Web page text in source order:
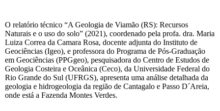
O relatório técnico “A Geologia de Viamão (RS): Recursos
Naturais e o uso do solo” (2021), coordenado pela profa. dra. Maria
Luiza Correa da Camara Rosa, docente adjunta do Instituto de
Geociências (Igeo), e professora do Programa de Pós-Graduação
em Geociências (PPGgeo), pesquisadora do Centro de Estudos de
Geologia Costeira e Oceânica (Ceco), da Universidade Federal do
Rio Grande do Sul (UFRGS), apresenta uma análise detalhada da
geologia e hidrogeologia da região de Cantagalo e Passo D´Areia,
onde está a Fazenda Montes Verdes.